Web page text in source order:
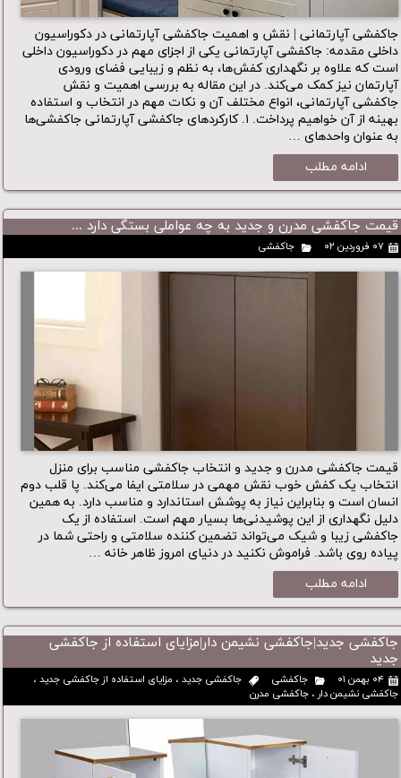
جاکفشی آپارتمانی | نقش و اهمیت جاکفشی آپارتمانی در دکوراسیون
داخلی مقدمه: جاکفشی آپارتمانی یکی از اجزای مهم در دکوراسیون داخلی
است که علاوه بر نگهداری کفش‌ها، به نظم و زیبایی فضای ورودی
آپارتمان نیز کمک می‌کند. در این مقاله به بررسی اهمیت و نقش
جاکفشی آپارتمانی، انواع مختلف آن و نکات مهم در انتخاب و استفاده
بهینه از آن خواهیم پرداخت. ۱. کارکردهای جاکفشی آپارتمانی جاکفشی‌ها
به عنوان واحدهای …
ادامه مطلب
قیمت جاکفشی مدرن و جدید به چه عواملی بستگی دارد ...
۰۷ فروردین ۰۲ جاکفشی
قیمت جاکفشی مدرن و جدید و انتخاب جاکفشی مناسب برای منزل
انتخاب یک کفش خوب نقش مهمی در سلامتی ایفا می‌کند. پا قلب دوم
انسان است و بنابراین نیاز به پوشش استاندارد و مناسب دارد. به همین
دلیل نگهداری از این پوشیدنی‌ها بسیار مهم است. استفاده از یک
جاکفشی زیبا و شیک می‌تواند تضمین کننده سلامتی و راحتی شما در
پیاده روی باشد. فراموش نکنید در دنیای امروز ظاهر خانه …
ادامه مطلب
جاکفشی جدید|جاکفشی نشیمن دار|مزایای استفاده از جاکفشی
جدید
۰۴ بهمن ۰۱ جاکفشی جاکفشی جدید، مزایای استفاده از جاکفشی جدید،
جاکفشی نشیمن دار ، جاکفشی مدرن